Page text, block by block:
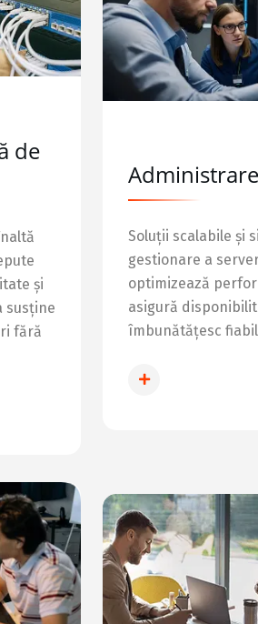
de
și
susține
fără
Soluții scalabile și
gestionare a
optimizează
asigură
îmbunătățesc